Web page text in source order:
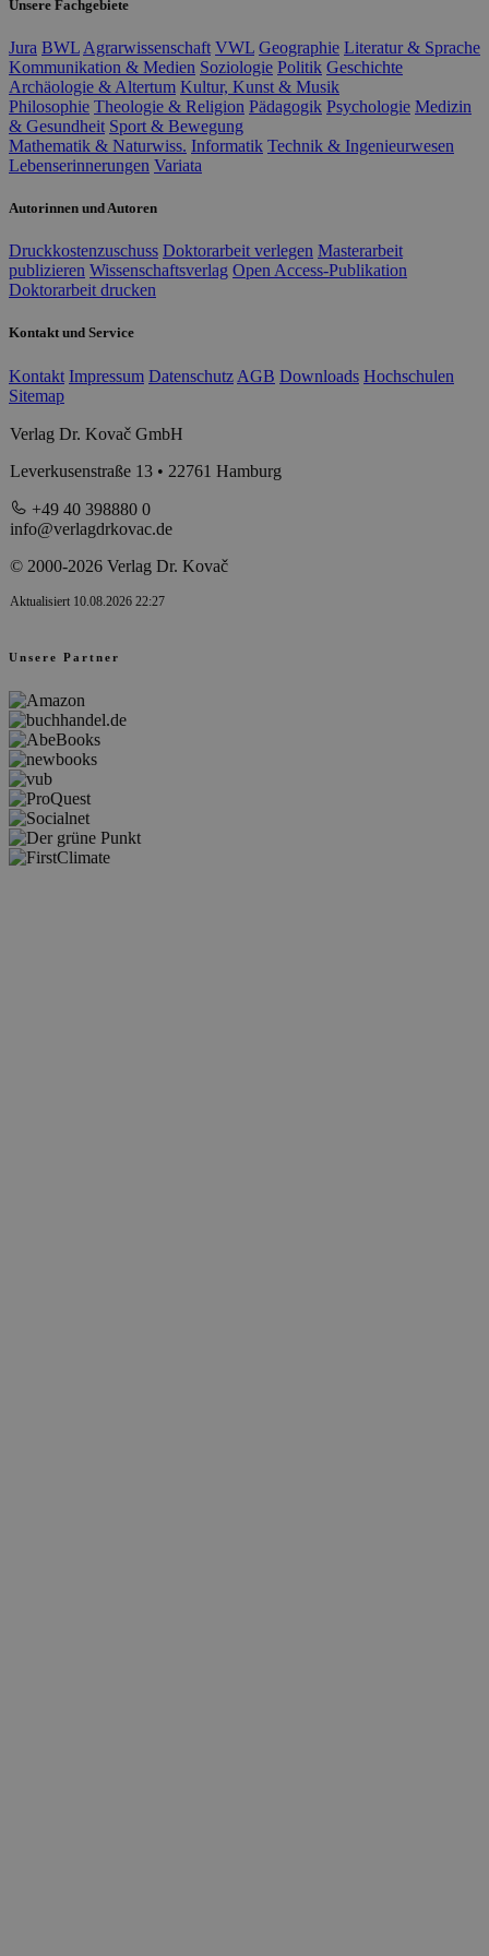
Unsere Fachgebiete
Jura BWL Agrarwissenschaft VWL Geographie Literatur & Sprache
Kommunikation & Medien Soziologie Politik Geschichte
Archäologie & Altertum Kultur, Kunst & Musik
Philosophie Theologie & Religion Pädagogik Psychologie Medizin
& Gesundheit Sport & Bewegung
Mathematik & Naturwiss. Informatik Technik & Ingenieurwesen
Lebenserinnerungen Variata
Autorinnen und Autoren
Druckkostenzuschuss Doktorarbeit verlegen Masterarbeit
publizieren Wissenschaftsverlag Open Access-Publikation
Doktorarbeit drucken
Kontakt und Service
Kontakt Impressum Datenschutz AGB Downloads Hochschulen
Sitemap
Verlag Dr. Kovač GmbH
Leverkusenstraße 13 • 22761 Hamburg
+49 40 398880 0
info@verlagdrkovac.de
© 2000-2026 Verlag Dr. Kovač
Aktualisiert 10.08.2026 22:27
Unsere Partner